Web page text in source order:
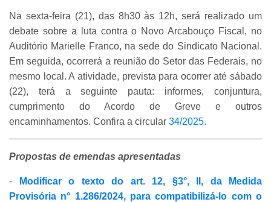
Na sexta-feira (21), das 8h30 às 12h, será realizado um
debate sobre a luta contra o Novo Arcabouço Fiscal, no
Auditório Marielle Franco, na sede do Sindicato Nacional.
Em seguida, ocorrerá a reunião do Setor das Federais, no
mesmo local. A atividade, prevista para ocorrer até sábado
(22), terá a seguinte pauta: informes, conjuntura,
cumprimento do Acordo de Greve e outros
encaminhamentos. Confira a circular 34/2025.
Propostas de emendas apresentadas
-
Modificar o texto do art. 12, §3°, II, da Medida
Provisória n° 1.286/2024, para compatibilizá-lo com o